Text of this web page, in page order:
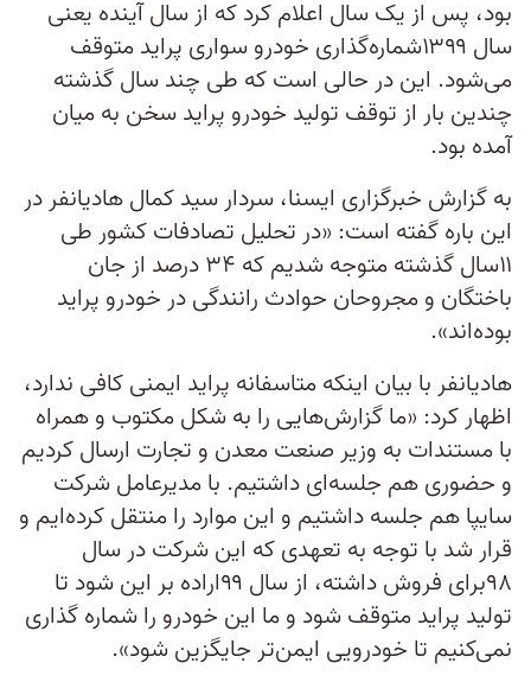
بود، پس از یک سال اعلام کرد که از سال آینده یعنی
سال ۱۳۹۹شماره‌گذاری خودرو سواری پراید متوقف
می‌شود. این در حالی است که طی چند سال گذشته
چندین بار از توقف تولید خودرو پراید سخن به میان
آمده بود.
به گزارش خبرگزاری ایسنا، سردار سید کمال هادیانفر در
این باره گفته است: «در تحلیل تصادفات کشور طی
۱۱سال گذشته متوجه شدیم که ۳۴ درصد از جان
باختگان و مجروحان حوادث رانندگی در خودرو پراید
بوده‌اند».
هادیانفر با بیان اینکه متاسفانه پراید ایمنی کافی ندارد،
اظهار کرد: «ما گزارش‌هایی را به شکل مکتوب و همراه
با مستندات به وزیر صنعت معدن و تجارت ارسال کردیم
و حضوری هم جلسه‌ای داشتیم. با مدیرعامل شرکت
سایپا هم جلسه داشتیم و این موارد را منتقل کرده‌ایم و
قرار شد با توجه به تعهدی که این شرکت‌ در سال
۹۸برای فروش داشته،‌ از سال ۹۹اراده بر این شود تا
تولید پراید متوقف شود و ما این خودرو را شماره گذاری
نمی‌کنیم تا خودرویی ایمن‌تر جایگزین شود».